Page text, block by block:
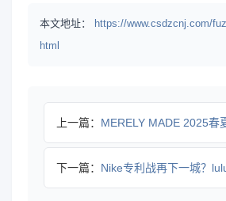
本文地址：
https://www.csdzcnj.com/
html
上一篇： MERELY MADE 2025春夏系列灵
下一篇： Nike专利战再下一城？lululemon